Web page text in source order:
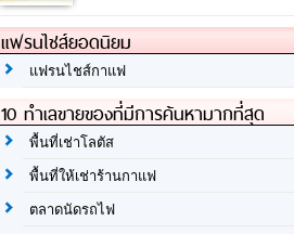
แฟรนไชส์ยอดนิยม
แฟรนไชส์กาแฟ
10 ทำเลขายของที่มีการค้นหามากที่สุด
พื้นที่เช่าโลตัส
พื้นที่ให้เช่าร้านกาแฟ
ตลาดนัดรถไฟ